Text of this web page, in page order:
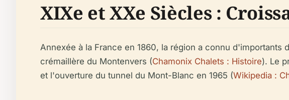
XIXe et XXe Siècles :
Annexée à la France en 1860, la région a connu
crémaillère du Montenvers (Chamonix Chalets : Histoire). Le
et l'ouverture du tunnel du Mont-Blanc en 1965 (Wikipedia :